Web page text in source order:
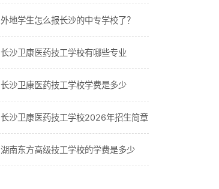
外地学生怎么报长沙的中专学校了？
长沙卫康医药技工学校有哪些专业
长沙卫康医药技工学校学费是多少
长沙卫康医药技工学校2026年招生简章
湖南东方高级技工学校的学费是多少